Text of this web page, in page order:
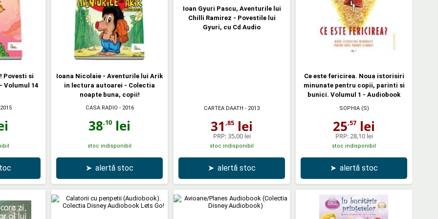
Povesti si
Volumul 14
Ioana Nicolaie - Aventurile lui Arik
in lectura autoarei - Colectia
noapte buna, copii!
CASA RADIO - 2016
38,10 lei
stoc indisponibil
➤ alertă stoc
Ioan Gyuri Pascu, Aventurile lui
Chilli Ramirez - Povestile lui
Gyuri, cu Cd Audio
CARTEA DAATH - 2013
31 ,85 lei
PRP:35,00 lei
stoc indisponibil
➤ alertă stoc
Ce este fericirea. Noua istorisiri
minunate pentru copii, parinti si
bunici. Volumul 1 - Audiobook
SOPHIA (S)
25,57 lei
PRP:28,10 lei
stoc indisponibil
➤ alertă stoc